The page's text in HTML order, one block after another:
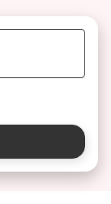
2026